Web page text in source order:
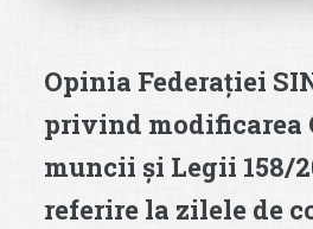
Opinia Federației
privind modificarea
muncii și Legii 158/
referire la zilele de